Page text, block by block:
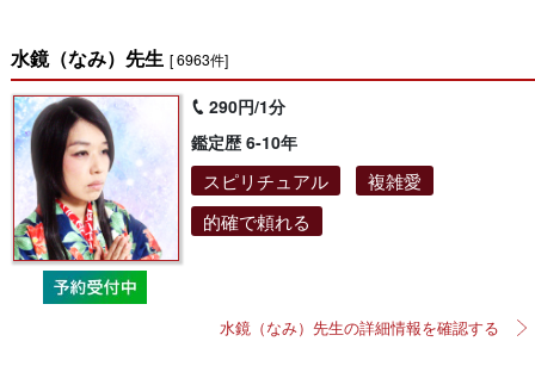
水鏡（なみ）先生 [ 6963件]
290円/1分
鑑定歴 6-10年
スピリチュアル
複雑愛
的確で頼れる
水鏡（なみ）先生の詳細情報を確認する